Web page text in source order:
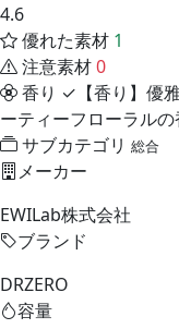
4.6
優れた素材 1
注意素材0
香り ✓【香り】優
ーティーフローラルの
サブカテゴリ 総合
メーカー
EWILab株式会社
ブランド
DRZERO
容量